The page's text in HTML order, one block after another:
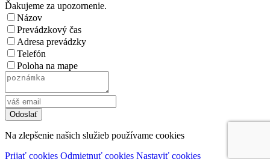
Ďakujeme za upozornenie.
Názov
Prevádzkový čas
Adresa prevádzky
Telefón
Poloha na mape
Na zlepšenie našich služieb používame cookies
Prijať cookies Odmietnuť cookies Nastaviť cookies